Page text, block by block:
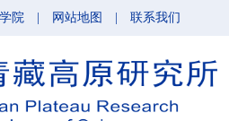
院 网站地图 联系我们